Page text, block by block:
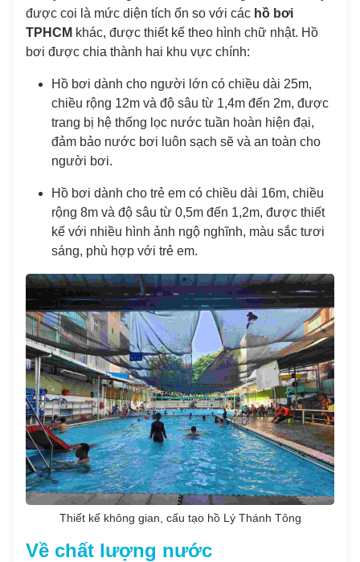
được coi là mức diện tích ổn so với các hồ bơi
TPHCM khác, được thiết kế theo hình chữ nhật. Hồ
bơi được chia thành hai khu vực chính:
Hồ bơi dành cho người lớn có chiều dài 25m,
chiều rộng 12m và độ sâu từ 1,4m đến 2m, được
trang bị hệ thống lọc nước tuần hoàn hiện đại,
đảm bảo nước bơi luôn sạch sẽ và an toàn cho
người bơi.
Hồ bơi dành cho trẻ em có chiều dài 16m, chiều
rộng 8m và độ sâu từ 0,5m đến 1,2m, được thiết
kế với nhiều hình ảnh ngộ nghĩnh, màu sắc tươi
sáng, phù hợp với trẻ em.
Thiết kế không gian, cấu tạo hồ Lý Thánh Tông
Về chất lượng nước